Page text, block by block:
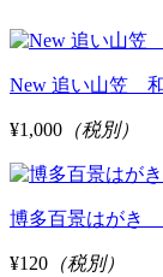
New 追い山笠
¥1,000 （税別）
博多百景はがき
¥120 （税別）